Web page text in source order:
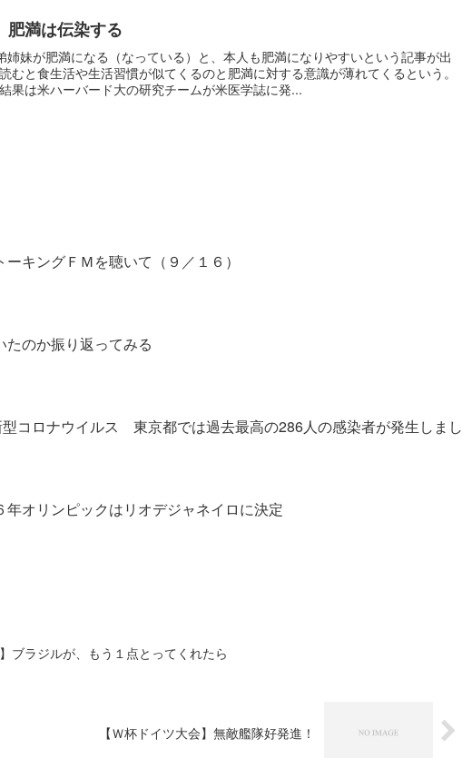
満は伝染する
姉妹が肥満になる（なっている）と、本人も肥満になりやすいという記事が出
むと食生活や生活習慣が似てくるのと肥満に対する意識が薄れてくるという。
果は米ハーバード大の研究チームが米医学誌に発...
キングＦＭを聴いて（９／１６）
のか振り返ってみる
コロナウイルス 東京都では過去最高の286人の感染者が発生しまし
年オリンピックはリオデジャネイロに決定
ブラジルが、もう１点とってくれたら
【Ｗ杯ドイツ大会】無敵艦隊好発進！